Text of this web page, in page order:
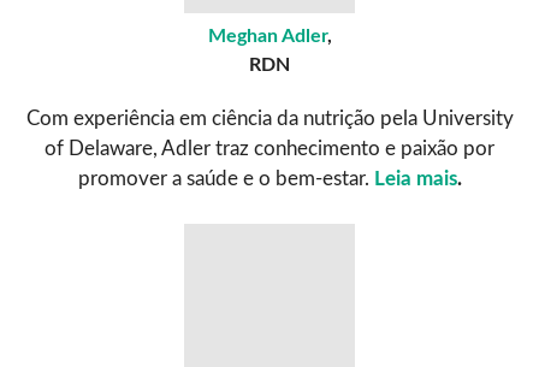
Meghan Adler,
RDN
Com experiência em ciência da nutrição pela University
of Delaware, Adler traz conhecimento e paixão por
promover a saúde e o bem-estar. Leia mais.